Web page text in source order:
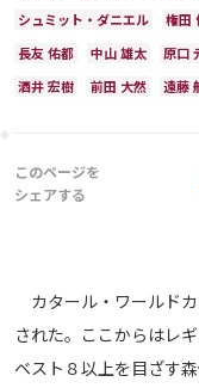
シュミット・ダニエル
権田
長友 佑都
中山 雄太 原口
酒井 宏樹
前田 大然 遠藤
カタール・ワールド
された。ここからはレ
ベスト８以上を目ざす